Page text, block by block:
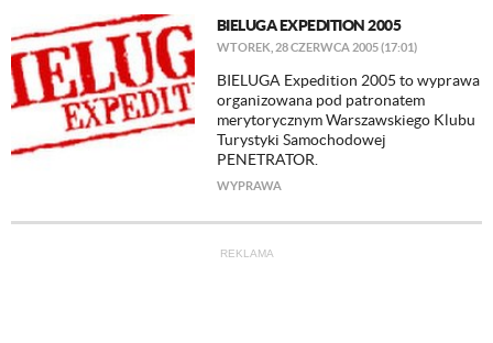
BIELUGA EXPEDITION 2005
WTOREK, 28 CZERWCA 2005 (17:01)
BIELUGA Expedition 2005 to wyprawa
organizowana pod patronatem
merytorycznym Warszawskiego Klubu
Turystyki Samochodowej
PENETRATOR.
WYPRAWA
REKLAMA